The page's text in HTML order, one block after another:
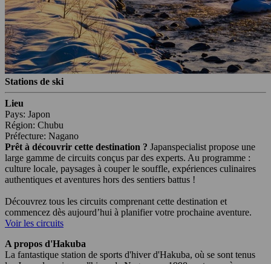
Stations de ski
Lieu
Pays: Japon
Région: Chubu
Préfecture: Nagano
Prêt à découvrir cette destination ? Japanspecialist propose une
large gamme de circuits conçus par des experts. Au programme :
culture locale, paysages à couper le souffle, expériences culinaires
authentiques et aventures hors des sentiers battus !
Découvrez tous les circuits comprenant cette destination et
commencez dès aujourd’hui à planifier votre prochaine aventure.
Voir les circuits
A propos d'Hakuba
La fantastique station de sports d'hiver d'Hakuba, où se sont tenus